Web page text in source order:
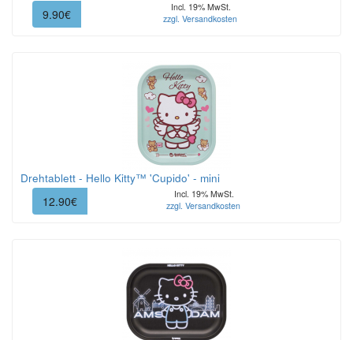
9.90€
Incl. 19% MwSt.
zzgl. Versandkosten
Drehtablett - Hello Kitty™ 'Cupido' - mini
12.90€
Incl. 19% MwSt.
zzgl. Versandkosten